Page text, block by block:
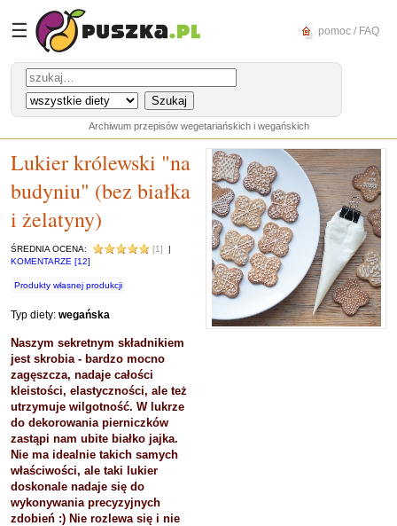
☰ pomoc / FAQ
Archiwum przepisów wegetariańskich i wegańskich
Lukier królewski "na
budyniu" (bez białka
i żelatyny)
ŚREDNIA OCENA: [1]
|
KOMENTARZE [12]
Produkty własnej produkcji
Typ diety: wegańska
Naszym sekretnym składnikiem
jest skrobia - bardzo mocno
zagęszcza, nadaje całości
kleistości, elastyczności, ale też
utrzymuje wilgotność. W lukrze
do dekorowania pierniczków
zastąpi nam ubite białko jajka.
Nie ma idealnie takich samych
właściwości, ale taki lukier
doskonale nadaje się do
wykonywania precyzyjnych
zdobień :) Nie rozlewa się i nie